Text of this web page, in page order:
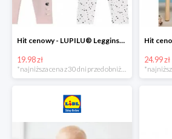
Hit cenowy - LUPILU® Legginsy niemowlęce z biobawełną, 2 pary
19.98 zł 24.99 zł